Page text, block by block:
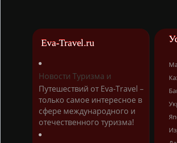
Eva-Travel.ru
Новости Туризма и
Путешествий от Eva-Travel –
только самое интересное в
сфере международного и
отечественного туризма!